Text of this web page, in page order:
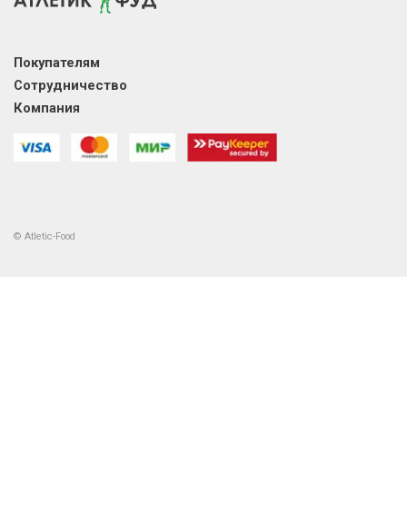
Покупателям
Сотрудничество
Компания
© Atletic-Food